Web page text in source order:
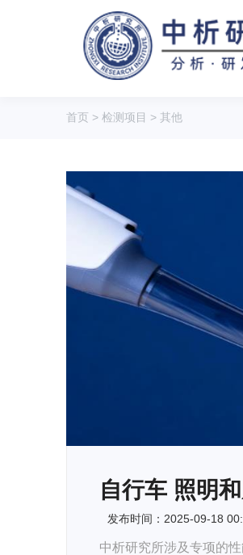
首页 > 检测项目 > 其他
自行车 照明
发布时间：2025-09-18
中析研究所涉及专项的